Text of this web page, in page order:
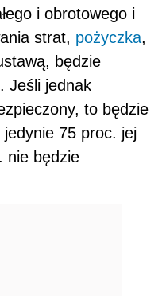
i obrotowego i
strat, pożyczka,
będzie
Jeśli jednak
to będzie
jedynie 75 proc. jej
nie będzie